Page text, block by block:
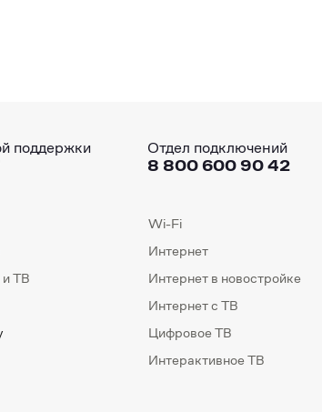
поддержки Отдел подключений
8 800 600 90 42
ТВ
Wi-Fi
Интернет
Интернет в новостройке
Интернет с ТВ
Цифровое ТВ
Интерактивное ТВ